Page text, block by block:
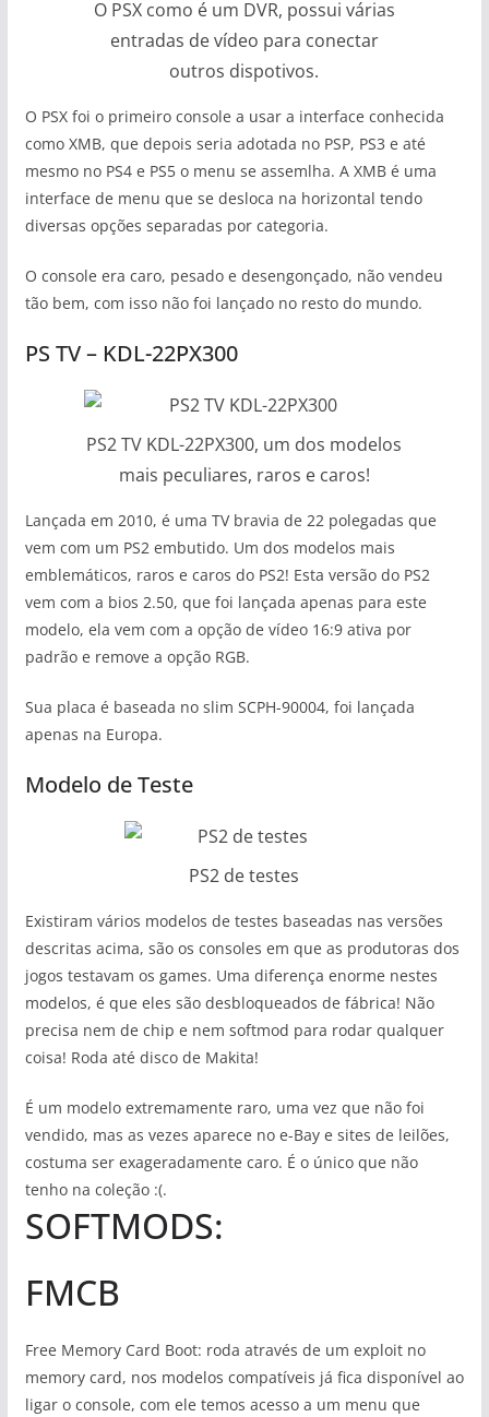
O PSX como é um DVR, possui várias
entradas de vídeo para conectar
outros dispotivos.
O PSX foi o primeiro console a usar a interface conhecida
como XMB, que depois seria adotada no PSP, PS3 e até
mesmo no PS4 e PS5 o menu se assemlha. A XMB é uma
interface de menu que se desloca na horizontal tendo
diversas opções separadas por categoria.
O console era caro, pesado e desengonçado, não vendeu
tão bem, com isso não foi lançado no resto do mundo.
PS TV – KDL-22PX300
PS2 TV KDL-22PX300, um dos modelos
mais peculiares, raros e caros!
Lançada em 2010, é uma TV bravia de 22 polegadas que
vem com um PS2 embutido. Um dos modelos mais
emblemáticos, raros e caros do PS2! Esta versão do PS2
vem com a bios 2.50, que foi lançada apenas para este
modelo, ela vem com a opção de vídeo 16:9 ativa por
padrão e remove a opção RGB.
Sua placa é baseada no slim SCPH-90004, foi lançada
apenas na Europa.
Modelo de Teste
PS2 de testes
Existiram vários modelos de testes baseadas nas versões
descritas acima, são os consoles em que as produtoras dos
jogos testavam os games. Uma diferença enorme nestes
modelos, é que eles são desbloqueados de fábrica! Não
precisa nem de chip e nem softmod para rodar qualquer
coisa! Roda até disco de Makita!
É um modelo extremamente raro, uma vez que não foi
vendido, mas as vezes aparece no e-Bay e sites de leilões,
costuma ser exageradamente caro. É o único que não
tenho na coleção :(.
SOFTMODS:
FMCB
Free Memory Card Boot: roda através de um exploit no
memory card, nos modelos compatíveis já fica disponível ao
ligar o console, com ele temos acesso a um menu que